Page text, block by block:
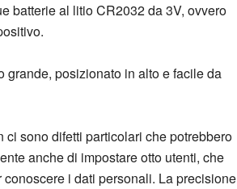
batterie al litio CR2032 da 3V, ovvero
grande, posizionato in alto e facile da
sono difetti particolari che potrebbero
anche di impostare otto utenti, che
i dati personali. La precisione